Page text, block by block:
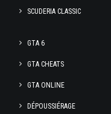
SCUDERIA CLASSIC
GTA 6
GTA CHEATS
GTA ONLINE
DÉPOUSSIÉRAGE